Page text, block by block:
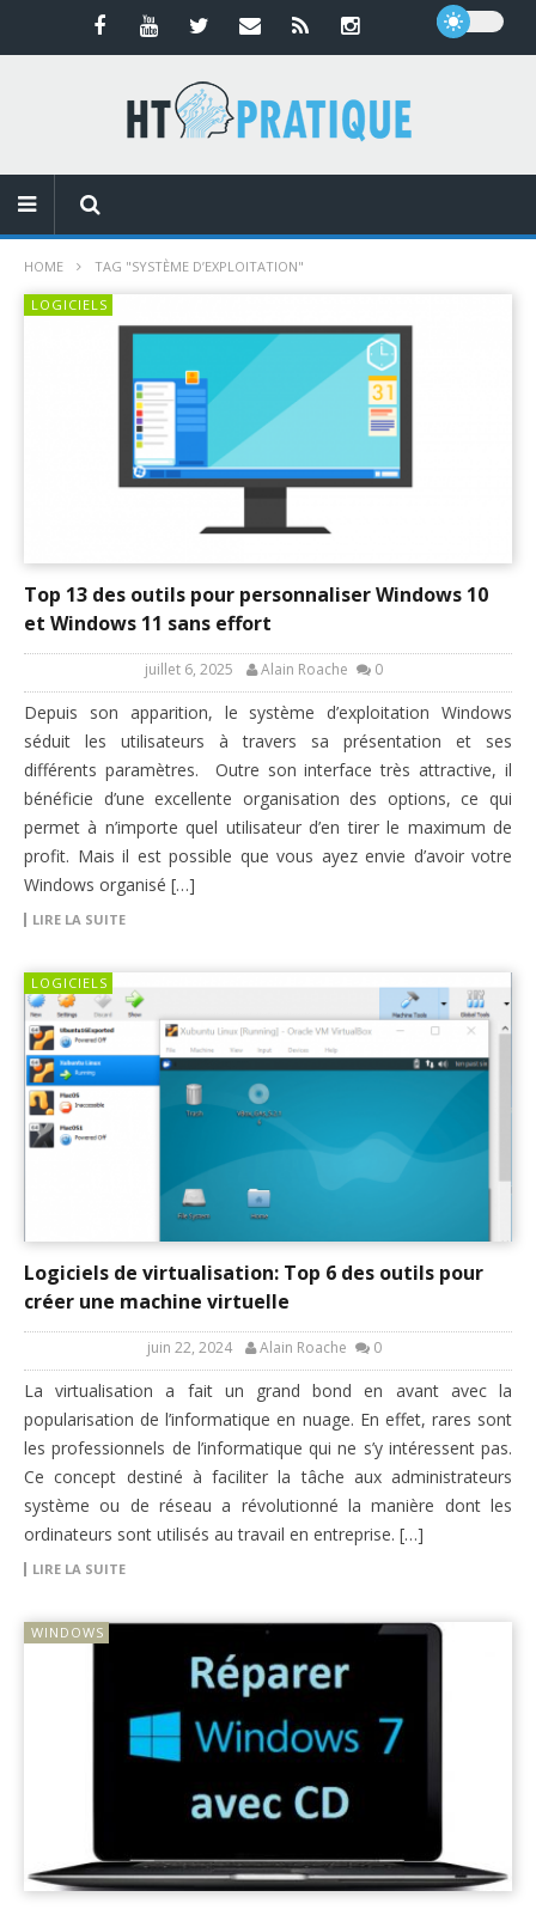
HOME TAG "SYSTÈME D’EXPLOITATION"
LOGICIELS
Top 13 des outils pour personnaliser Windows 10
et Windows 11 sans effort
juillet 6, 2025 Alain Roache 0
Depuis son apparition, le système d’exploitation Windows
séduit les utilisateurs à travers sa présentation et ses
différents paramètres. Outre son interface très attractive, il
bénéficie d’une excellente organisation des options, ce qui
permet à n’importe quel utilisateur d’en tirer le maximum de
profit. Mais il est possible que vous ayez envie d’avoir votre
Windows organisé […]
LIRE LA SUITE
LOGICIELS
Logiciels de virtualisation: Top 6 des outils pour
créer une machine virtuelle
juin 22, 2024 Alain Roache 0
La virtualisation a fait un grand bond en avant avec la
popularisation de l’informatique en nuage. En effet, rares sont
les professionnels de l’informatique qui ne s’y intéressent pas.
Ce concept destiné à faciliter la tâche aux administrateurs
système ou de réseau a révolutionné la manière dont les
ordinateurs sont utilisés au travail en entreprise. […]
LIRE LA SUITE
WINDOWS